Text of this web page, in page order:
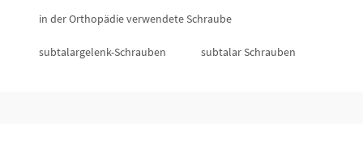
in der Orthopädie verwendete Schraube
subtalargelenk-Schrauben subtalar Schrauben